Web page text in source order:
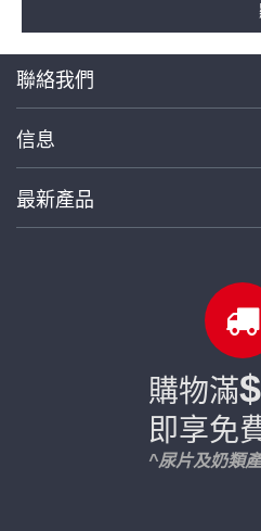
聯絡我們
信息
最新產品
購物滿
即享免
^尿片及奶類